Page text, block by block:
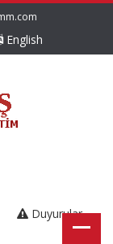
English
Duyurular